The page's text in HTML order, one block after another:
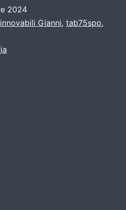
2024
Gianni, tab75spo,